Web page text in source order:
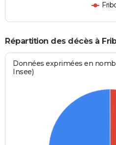
Répartition des décès à
Données exprimées en
Insee)